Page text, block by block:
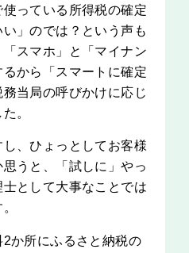
っている所得税の確定
」のでは？という声も
スマホ」と「マイナン
から「スマートに確定
当局の呼びかけに応じ
。
、ひょっとしてお客様
うと、「試しに」やっ
として大事なことでは
か所にふるさと納税の